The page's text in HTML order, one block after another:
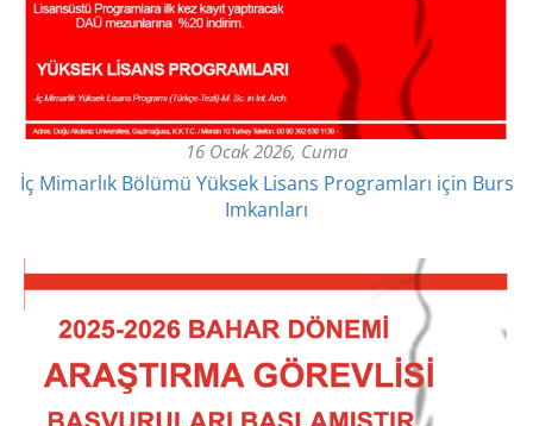
16 Ocak 2026, Cuma
İç Mimarlık Bölümü Yüksek Lisans Programları için Burs
Imkanları